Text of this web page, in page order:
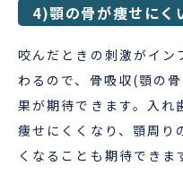
4)顎の骨が痩せにく
咬んだときの刺激がイン
わるので、骨吸収(顎の
果が期待できます。入れ
痩せにくくなり、顎周り
くなることも期待できま